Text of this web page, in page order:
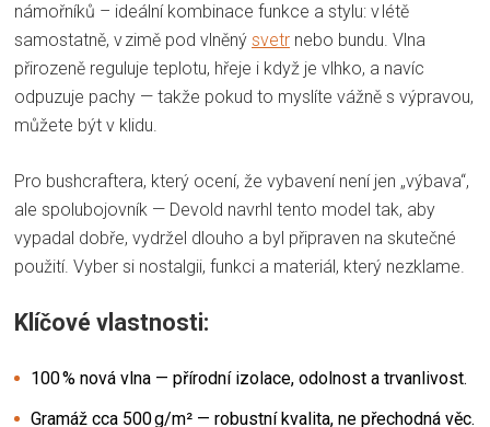
námořníků – ideální kombinace funkce a stylu: v létě
samostatně, v zimě pod vlněný svetr nebo bundu. Vlna
přirozeně reguluje teplotu, hřeje i když je vlhko, a navíc
odpuzuje pachy — takže pokud to myslíte vážně s výpravou,
můžete být v klidu.
Pro bushcraftera, který ocení, že vybavení není jen „výbava“,
ale spolubojovník — Devold navrhl tento model tak, aby
vypadal dobře, vydržel dlouho a byl připraven na skutečné
použití. Vyber si nostalgii, funkci a materiál, který nezklame.
Klíčové vlastnosti:
100 % nová vlna — přírodní izolace, odolnost a trvanlivost.
Gramáž cca 500 g/m² — robustní kvalita, ne přechodná věc.